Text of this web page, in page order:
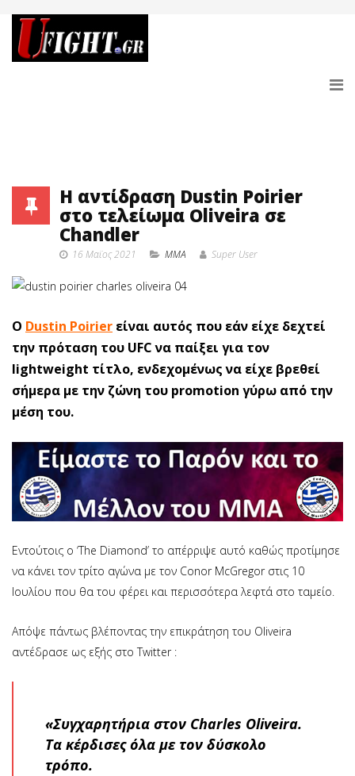
Η αντίδραση Dustin Poirier
στο τελείωμα Oliveira σε
Chandler
16 Μαϊος 2021 MMA Super User
Ο Dustin Poirier είναι αυτός που εάν είχε δεχτεί
την πρόταση του UFC να παίξει για τον
lightweight τίτλο, ενδεχομένως να είχε βρεθεί
σήμερα με την ζώνη του promotion γύρω από την
μέση του.
Εντούτοις ο ‘The Diamond’ το απέρριψε αυτό καθώς προτίμησε
να κάνει τον τρίτο αγώνα με τον Conor McGregor στις 10
Ιουλίου που θα του φέρει και περισσότερα λεφτά στο ταμείο.
Απόψε πάντως βλέποντας την επικράτηση του Oliveira
αντέδρασε ως εξής στο Twitter :
«Συγχαρητήρια στον Charles Oliveira.
Τα κέρδισες όλα με τον δύσκολο
τρόπο.